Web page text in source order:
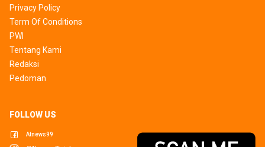
Privacy Policy
Term Of Conditions
PWI
Tentang Kami
Redaksi
Pedoman
FOLLOW US
Atnews99